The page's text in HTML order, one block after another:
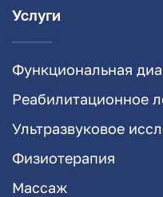
Услуги
Функциональная
Реабилитационное
Ультразвуковое
Физиотерапия
Массаж